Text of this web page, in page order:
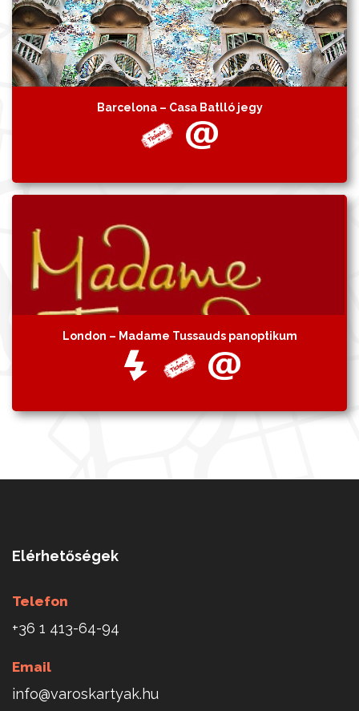
Barcelona – Casa Batlló jegy
London – Madame Tussauds panoptikum
Elérhetőségek
Telefon
+36 1 413-64-94
Email
info@varoskartyak.hu